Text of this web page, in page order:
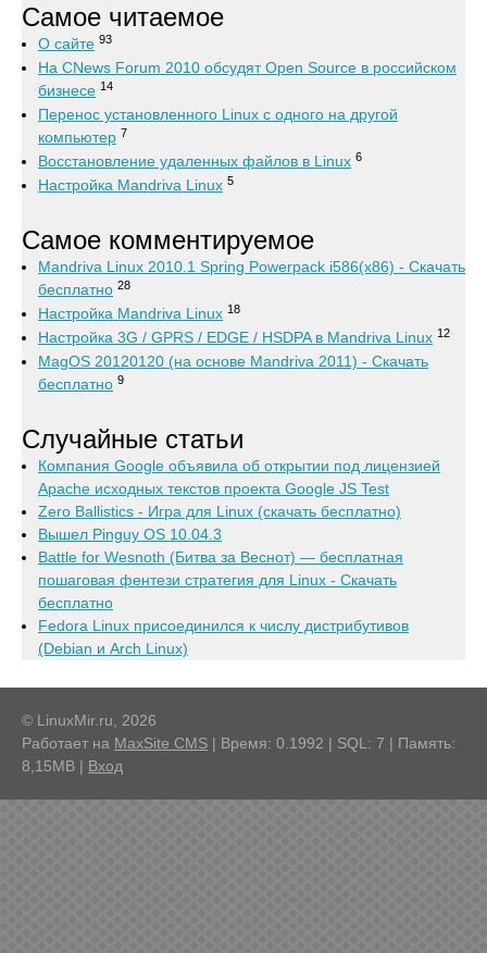
Самое читаемое
О сайте 93
На CNews Forum 2010 обсудят Open Source в российском
бизнесе 14
Перенос установленного Linux с одного на другой
компьютер 7
Восстановление удаленных файлов в Linux 6
Настройка Mandriva Linux 5
Самое комментируемое
Mandriva Linux 2010.1 Spring Powerpack i586(x86) - Скачать
бесплатно 28
Настройка Mandriva Linux 18
Настройка 3G / GPRS / EDGE / HSDPA в Mandriva Linux 12
MagOS 20120120 (на основе Mandriva 2011) - Скачать
бесплатно 9
Случайные статьи
Компания Google объявила об открытии под лицензией
Apache исходных текстов проекта Google JS Test
Zero Ballistics - Игра для Linux (скачать бесплатно)
Вышел Pinguy OS 10.04.3
Battle for Wesnoth (Битва за Веснот) — бесплатная
пошаговая фентези стратегия для Linux - Скачать
бесплатно
Fedora Linux присоединился к числу дистрибутивов
(Debian и Arch Linux)
© LinuxMir.ru, 2026
Работает на MaxSite CMS | Время: 0.1992 | SQL: 7 | Память:
8,15MB | Вход